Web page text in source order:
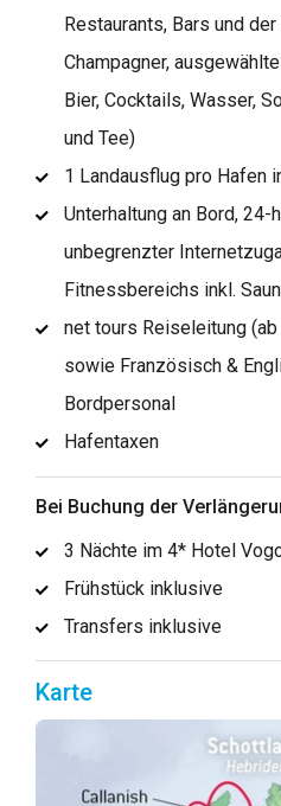
Restaurants, Bars und
Champagner,
Bier, Cocktails, Wasser,
und Tee)
1 Landausflug pro Hafen
Unterhaltung an Bord,
unbegrenzter
Fitnessbereichs inkl.
net tours Reiseleitung
sowie Französisch &
Bordpersonal
Hafentaxen
Bei Buchung der
3 Nächte im 4* Hotel
Frühstück inklusive
Transfers inklusive
Karte